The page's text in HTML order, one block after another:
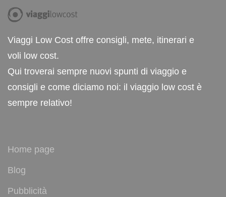
Viaggi Low Cost offre consigli, mete, itinerari e
voli low cost.
Qui troverai sempre nuovi spunti di viaggio e
consigli e come diciamo noi: il viaggio low cost è
sempre relativo!
Home page
Blog
Pubblicità